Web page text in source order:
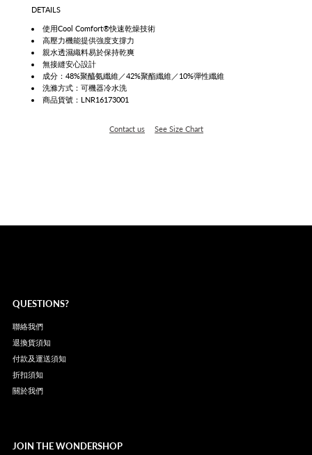
DETAILS
使用Cool Comfort®快速乾燥技術
高壓力機能提供強度支撐力
親水透濕織料易於保持乾爽
無接縫安心設計
成分：48%聚醯氨纖維／42%聚酯纖維／10%彈性纖維
洗滌方式：可機器冷水洗
商品貨號：LNR16173001
Contact us See Size Chart
QUESTIONS?
聯絡我們
退換貨須知
付款及運送須知
折扣須知
關於我們
JOIN THE WONDERSHOP